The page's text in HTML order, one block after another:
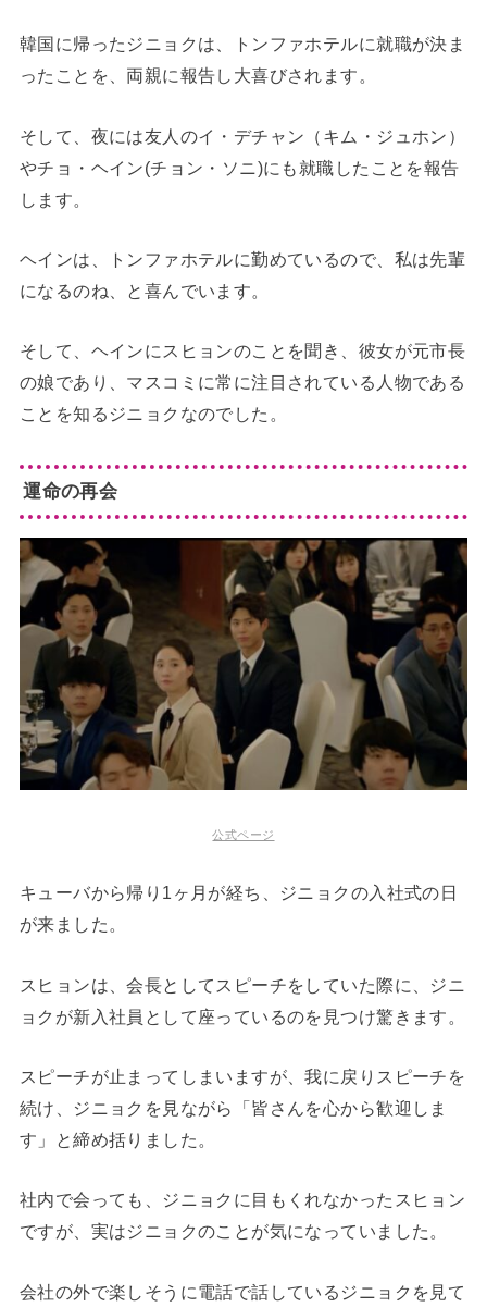
韓国に帰ったジニョクは、トンファホテルに就職が決ま
ったことを、両親に報告し大喜びされます。
そして、夜には友人のイ・デチャン（キム・ジュホン）
やチョ・ヘイン(チョン・ソニ)にも就職したことを報告
します。
ヘインは、トンファホテルに勤めているので、私は先輩
になるのね、と喜んでいます。
そして、ヘインにスヒョンのことを聞き、彼女が元市長
の娘であり、マスコミに常に注目されている人物である
ことを知るジニョクなのでした。
運命の再会
公式ページ
キューバから帰り1ヶ月が経ち、ジニョクの入社式の日
が来ました。
スヒョンは、会長としてスピーチをしていた際に、ジニ
ョクが新入社員として座っているのを見つけ驚きます。
スピーチが止まってしまいますが、我に戻りスピーチを
続け、ジニョクを見ながら「皆さんを心から歓迎しま
す」と締め括りました。
社内で会っても、ジニョクに目もくれなかったスヒョン
ですが、実はジニョクのことが気になっていました。
会社の外で楽しそうに電話で話しているジニョクを見て